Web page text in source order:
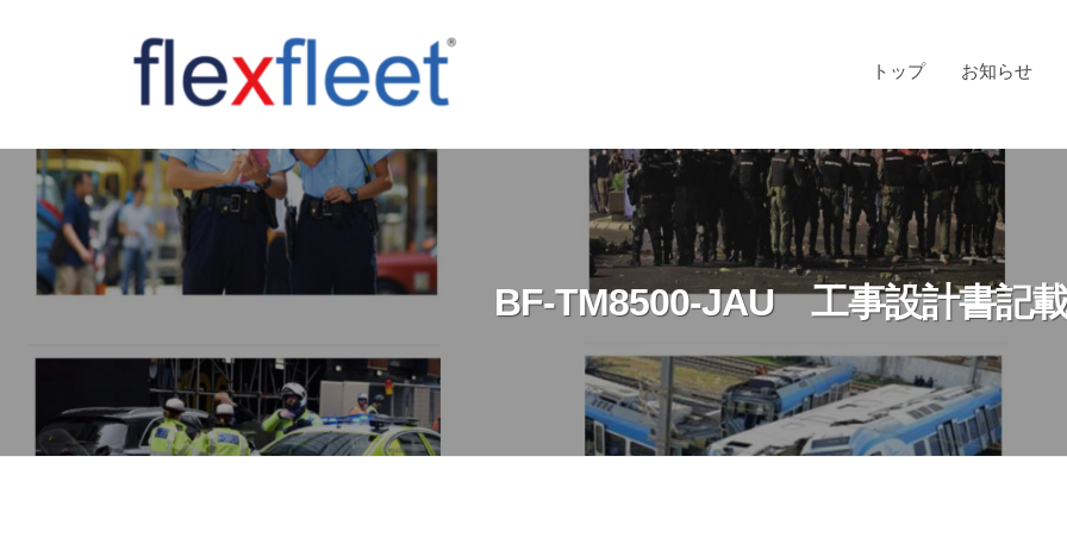
l
e
x
F
e
e
t
トップ お知らせ
BF-TM8500-JAU 工事設計書記